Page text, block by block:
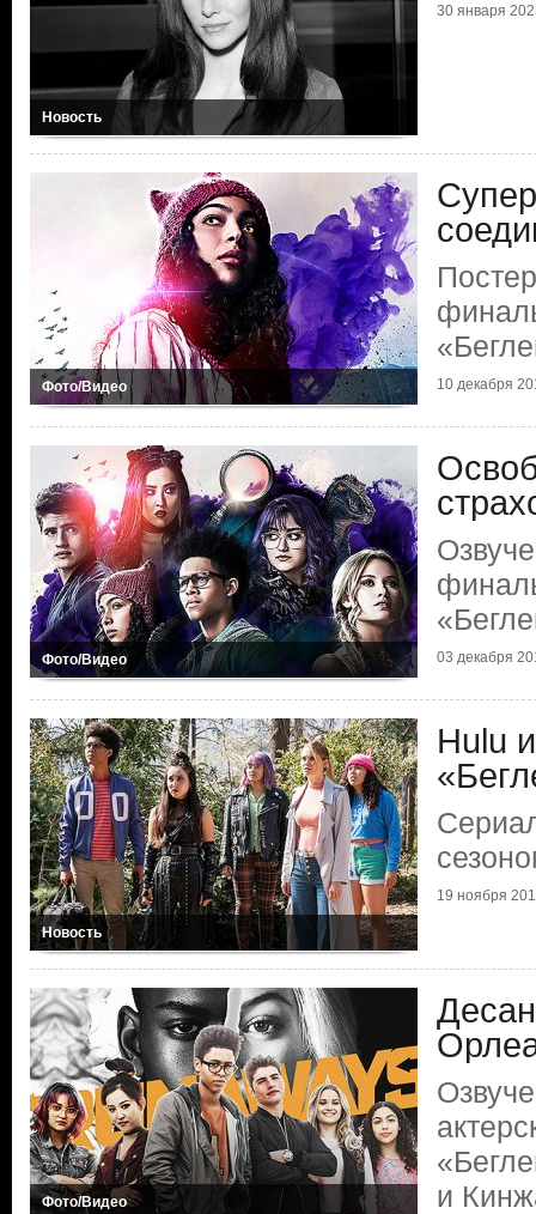
Новость
30 января
Фото/Видео 10 декабря
Фото/Видео 03 декабря
Новость
Hulu
19 ноября
Фото/Видео
и